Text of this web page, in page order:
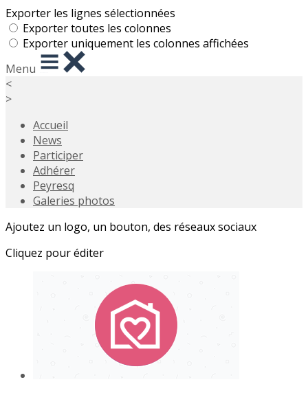
Exporter les lignes sélectionnées
Exporter toutes les colonnes
Exporter uniquement les colonnes affichées
Menu
<
>
Accueil
News
Participer
Adhérer
Peyresq
Galeries photos
Ajoutez un logo, un bouton, des réseaux sociaux
Cliquez pour éditer